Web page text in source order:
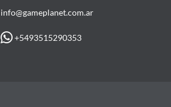
info@gameplanet.com.ar
+5493515290353